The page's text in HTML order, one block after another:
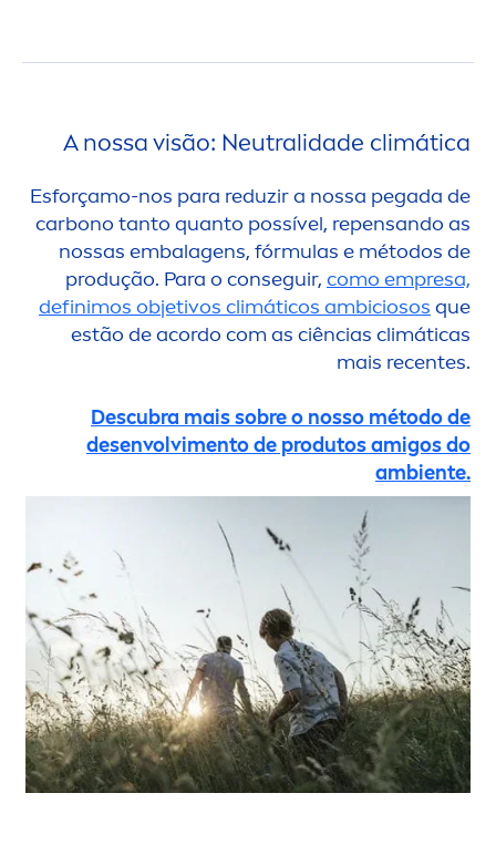
A nossa visão: Neutralidade climática
Esforçamo-nos para reduzir a nossa pegada de
carbono tanto quanto possível, repensando as
nossas embalagens, fórmulas e métodos de
produção. Para o conseguir, como empresa,
definimos objetivos climáticos ambiciosos que
estão de acordo com as ciências climáticas
mais recentes.
Descubra mais sobre o nosso método de
desenvolvimento de produtos amigos do
ambiente.